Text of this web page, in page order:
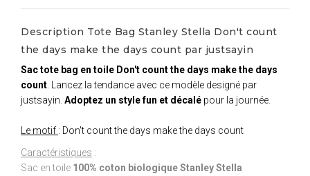
Description Tote Bag Stanley Stella Don't count
the days make the days count par justsayin
Sac tote bag en toile Don't count the days make the days
count . Lancez la tendance avec ce modèle designé par
justsayin. Adoptez un style fun et décalé pour la journée.
Le motif : Don't count the days make the days count
Caractéristiques :
Sac en toile 100% coton biologique Stanley Stella